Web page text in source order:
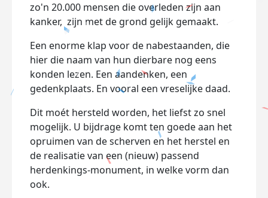
zo'n 20.000 mensen die overleden zijn aan
kanker, zijn met de grond gelijk gemaakt.
Een enorme klap voor de nabestaanden, die
hier die naam van hun dierbare nog eens
konden lezen. Een aandenken, een
gedenkplaats. En vooral een vreselijke daad.
Dit moét hersteld worden, het liefst zo snel
mogelijk. U bijdrage komt ten goede aan het
opruimen van de scherven en het herstel en
de realisatie van een (nieuw) passend
herdenkings-monument, in welke vorm dan
ook.